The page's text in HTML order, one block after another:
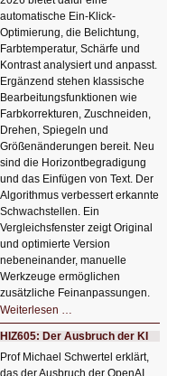
automatische Ein-Klick-
Optimierung, die Belichtung,
Farbtemperatur, Schärfe und
Kontrast analysiert und anpasst.
Ergänzend stehen klassische
Bearbeitungsfunktionen wie
Farbkorrekturen, Zuschneiden,
Drehen, Spiegeln und
Größenänderungen bereit. Neu
sind die Horizontbegradigung
und das Einfügen von Text. Der
Algorithmus verbessert erkannte
Schwachstellen. Ein
Vergleichsfenster zeigt Original
und optimierte Version
nebeneinander, manuelle
Werkzeuge ermöglichen
zusätzliche Feinanpassungen.
Weiterlesen …
Bildverschönerung
mit
einem
Klick
HIZ606:
HIZ605: Der Ausbruch der KI
Prof Michael Schwertel erklärt,
das der Ausbruch der OpenAI